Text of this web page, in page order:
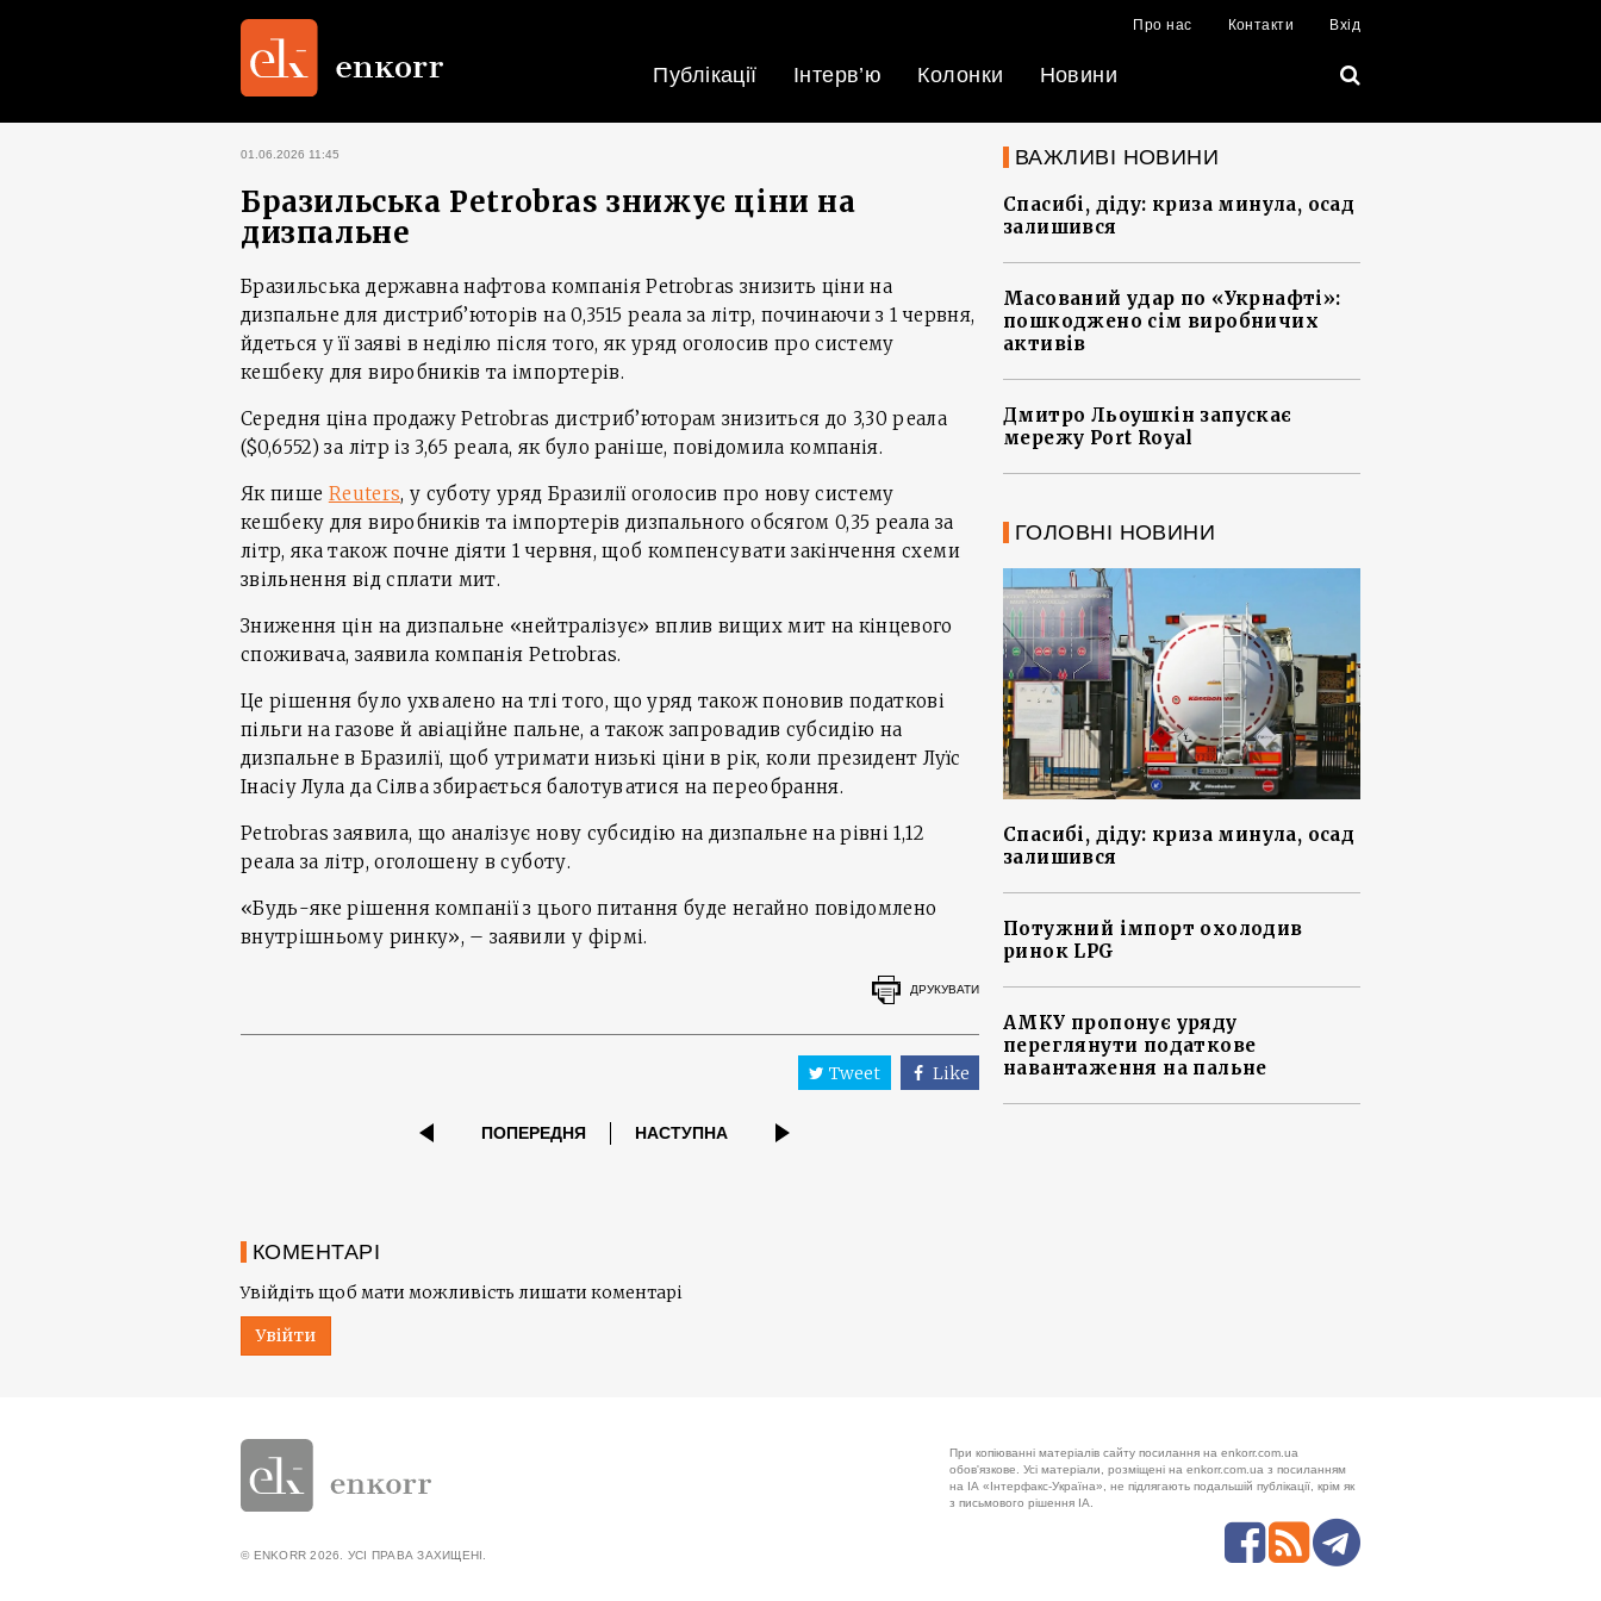
Про нас Контакти Вхід
Публікації Інтерв’ю Колонки Новини
01.06.2026 11:45
Бразильська Petrobras знижує ціни на
дизпальне
Бразильська державна нафтова компанія Petrobras знизить ціни на
дизпальне для дистриб’юторів на 0,3515 реала за літр, починаючи з 1 червня,
йдеться у її заяві в неділю після того, як уряд оголосив про систему
кешбеку для виробників та імпортерів.
Середня ціна продажу Petrobras дистриб’юторам знизиться до 3,30 реала
($0,6552) за літр із 3,65 реала, як було раніше, повідомила компанія.
Як пише Reuters, у суботу уряд Бразилії оголосив про нову систему
кешбеку для виробників та імпортерів дизпального обсягом 0,35 реала за
літр, яка також почне діяти 1 червня, щоб компенсувати закінчення схеми
звільнення від сплати мит.
Зниження цін на дизпальне «нейтралізує» вплив вищих мит на кінцевого
споживача, заявила компанія Petrobras.
Це рішення було ухвалено на тлі того, що уряд також поновив податкові
пільги на газове й авіаційне пальне, а також запровадив субсидію на
дизпальне в Бразилії, щоб утримати низькі ціни в рік, коли президент Луїс
Інасіу Лула да Сілва збирається балотуватися на переобрання.
Petrobras заявила, що аналізує нову субсидію на дизпальне на рівні 1,12
реала за літр, оголошену в суботу.
«Будь-яке рішення компанії з цього питання буде негайно повідомлено
внутрішньому ринку», – заявили у фірмі.
ДРУКУВАТИ
Tweet Like
ПОПЕРЕДНЯ НАСТУПНА
КОМЕНТАРІ
Увійдіть щоб мати можливість лишати коментарі
Увійти
ВАЖЛИВІ НОВИНИ
Спасибі, діду: криза минула, осад
залишився
Масований удар по «Укрнафті»:
пошкоджено сім виробничих
активів
Дмитро Льоушкін запускає
мережу Port Royal
ГОЛОВНІ НОВИНИ
Спасибі, діду: криза минула, осад
залишився
Потужний імпорт охолодив
ринок LPG
АМКУ пропонує уряду
переглянути податкове
навантаження на пальне
При копіюванні матеріалів сайту посилання на enkorr.com.ua
обов'язкове. Усі матеріали, розміщені на enkorr.com.ua з посиланням
на ІА «Інтерфакс-Україна», не підлягають подальшій публікації, крім як
з письмового рішення ІА.
© ENKORR 2026. УСІ ПРАВА ЗАХИЩЕНІ.